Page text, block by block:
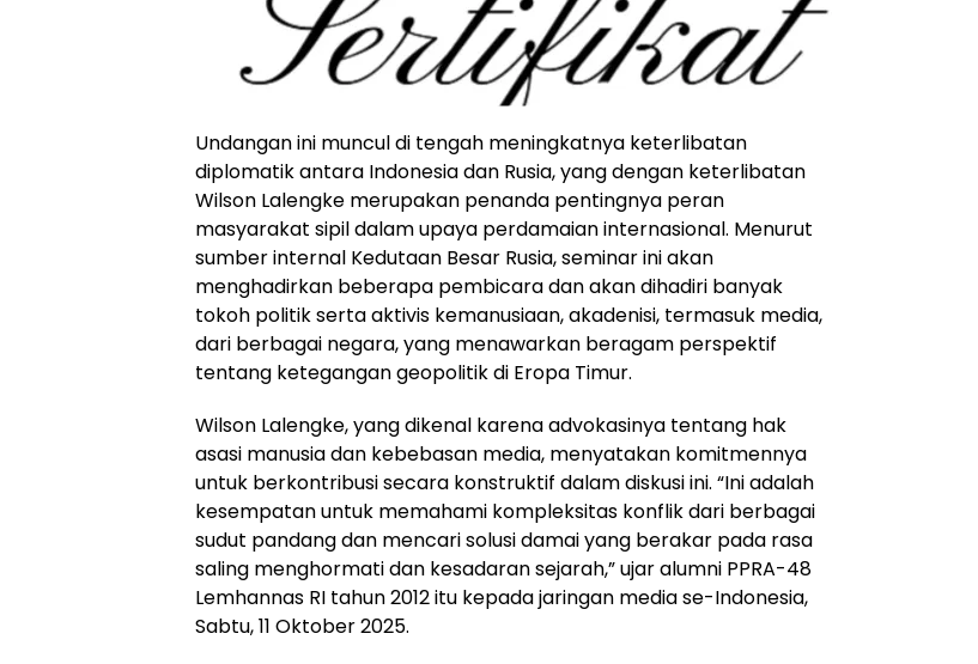
Undangan ini muncul di tengah meningkatnya keterlibatan
diplomatik antara Indonesia dan Rusia, yang dengan keterlibatan
Wilson Lalengke merupakan penanda pentingnya peran
masyarakat sipil dalam upaya perdamaian internasional. Menurut
sumber internal Kedutaan Besar Rusia, seminar ini akan
menghadirkan beberapa pembicara dan akan dihadiri banyak
tokoh politik serta aktivis kemanusiaan, akadenisi, termasuk media,
dari berbagai negara, yang menawarkan beragam perspektif
tentang ketegangan geopolitik di Eropa Timur.
Wilson Lalengke, yang dikenal karena advokasinya tentang hak
asasi manusia dan kebebasan media, menyatakan komitmennya
untuk berkontribusi secara konstruktif dalam diskusi ini. “Ini adalah
kesempatan untuk memahami kompleksitas konflik dari berbagai
sudut pandang dan mencari solusi damai yang berakar pada rasa
saling menghormati dan kesadaran sejarah,” ujar alumni PPRA-48
Lemhannas RI tahun 2012 itu kepada jaringan media se-Indonesia,
Sabtu, 11 Oktober 2025.